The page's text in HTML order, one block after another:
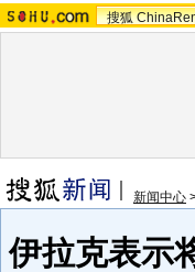
搜狐
新闻中心
伊拉克表示